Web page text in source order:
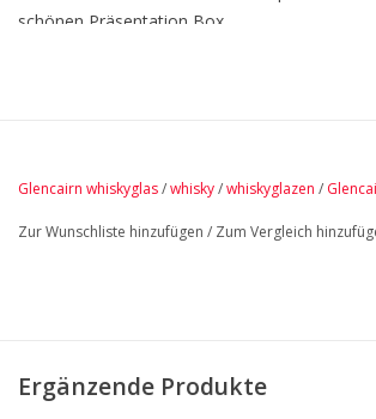
schönen Präsentation Box.
Glencairn whiskyglas/whisky/whiskyglazen /
Zur Wunschliste hinzufügen / Zum Vergleich
Ergänzende Produkte